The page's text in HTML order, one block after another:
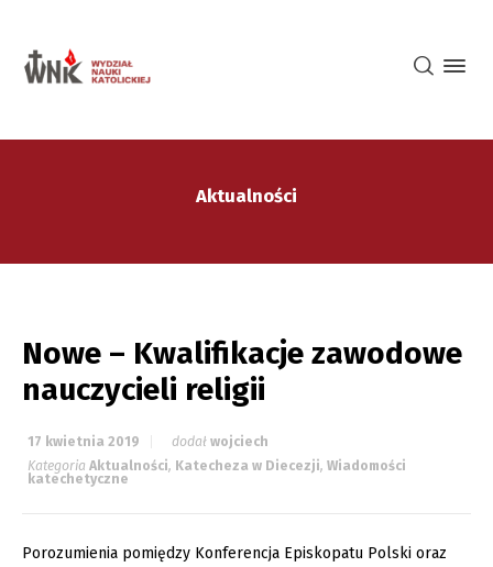
Aktualności
Nowe – Kwalifikacje zawodowe
nauczycieli religii
17 kwietnia 2019 dodał wojciech
Kategoria Aktualności, Katecheza w Diecezji, Wiadomości
katechetyczne
Porozumienia pomiędzy Konferencja Episkopatu Polski oraz